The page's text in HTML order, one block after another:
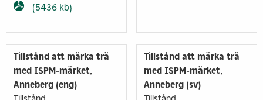
(5436 kb)
Tillstånd att märka trä
med ISPM-märket,
Anneberg (eng)
Tillstånd att märka trä
med ISPM-märket,
Anneberg (sv)